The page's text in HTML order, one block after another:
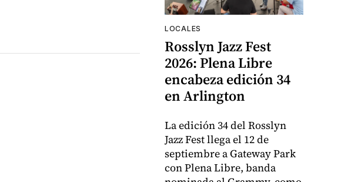
LOCALES
Rosslyn Jazz Fest
2026: Plena Libre
encabeza edición 34
en Arlington
La edición 34 del Rosslyn
Jazz Fest llega el 12 de
septiembre a Gateway Park
con Plena Libre, banda